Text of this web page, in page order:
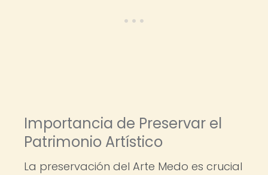
Importancia de Preservar el
Patrimonio Artístico
La preservación del Arte Medo es crucial